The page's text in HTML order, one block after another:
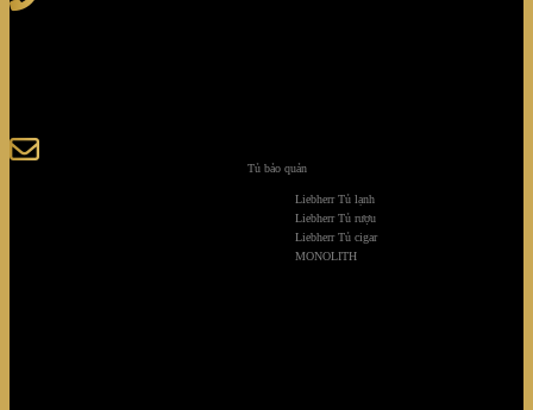
Tủ bảo quản
Liebherr Tủ lạnh
Liebherr Tủ rượu
Liebherr Tủ cigar
MONOLITH